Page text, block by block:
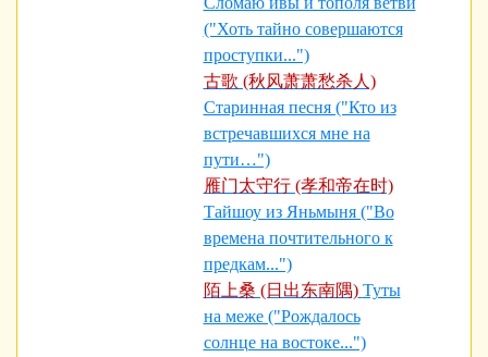
("Хоть тайно совершаются
проступки...")
古歌 (秋风萧萧愁杀人)
Старинная песня ("Кто из
встречавшихся мне на
пути…")
雁门太守行 (孝和帝在时)
Тайшоу из Яньмыня ("Во
времена почтительного к
предкам...")
陌上桑 (日出东南隅) Туты
на меже ("Рождалось
солнце на востоке...")